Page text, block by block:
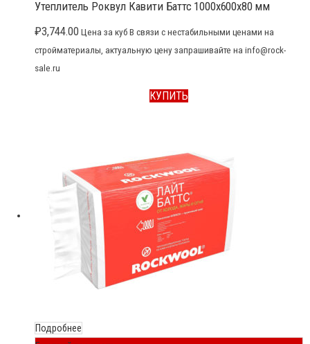
Утеплитель Роквул Кавити Баттс 1000x600x80 мм
₽3,744.00 Цена за куб В связи с нестабильными ценами на
стройматериалы, актуальную цену запрашивайте на info@rock-
sale.ru
КУПИТЬ
Подробнее